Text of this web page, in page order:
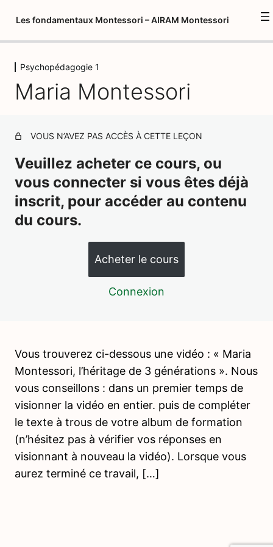
Les fondamentaux Montessori – AIRAM Montessori
Introduction à la formation
1 leçon
Psychopédagogie 1
12 leçons, 8 quiz
Introduction aux fondamentaux
Montessori
3 leçons, 1 quiz
Vie Pratique – Activités préliminaires
/ activités oculomotrices
Psychopédagogie 2
milieu
17 leçons, 5 quiz
Vie pratique – Activités de nourriture
10 leçons, 3 quiz
Vie pratique – Grâce et courtoisie
5 leçons, 1 quiz
Psychopédagogie 3
1 leçon, 1 quiz
Jeux collectifs de coordination
Psychopédagogie 1
Maria Montessori
VOUS N’AVEZ PAS ACCÈS À CETTE LEÇON
Veuillez acheter ce cours, ou
vous connecter si vous êtes déjà
inscrit, pour accéder au contenu
du cours.
Acheter le cours
Connexion
Vous trouverez ci-dessous une vidéo : « Maria
Montessori, l’héritage de 3 générations ». Nous
vous conseillons : dans un premier temps de
visionner la vidéo en entier. puis de compléter
le texte à trous de votre album de formation
(n’hésitez pas à vérifier vos réponses en
visionnant à nouveau la vidéo). Lorsque vous
aurez terminé ce travail, […]